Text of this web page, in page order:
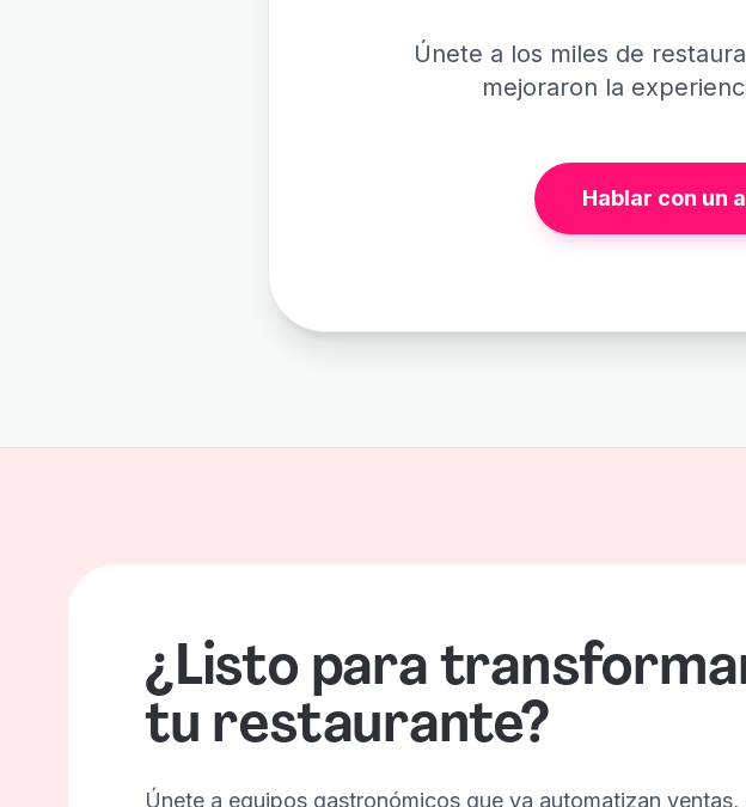
Únete a los miles de
mejoraron la
Hablar con un
¿Listo para
tu restaurante?
Únete a equipos gastronómicos que ya automatizan